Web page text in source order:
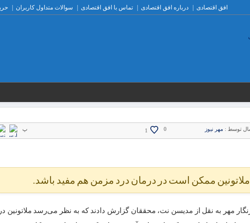
افق اقتصادی درباره افق اقتصادی تماس با افق اقتصادی سوالات متداول کاربران
توسط : مهر نیوز
0
1 پ
ممکن است در درمان درد مزمن هم مفید باشد.
مهر به نقل از مدیسن نت، محققان گزارش دادند که به نظر می‌رسد ملاتونین